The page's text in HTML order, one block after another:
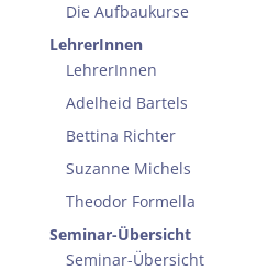
Die Aufbaukurse
LehrerInnen
LehrerInnen
Adelheid Bartels
Bettina Richter
Suzanne Michels
Theodor Formella
Seminar-Übersicht
Seminar-Übersicht